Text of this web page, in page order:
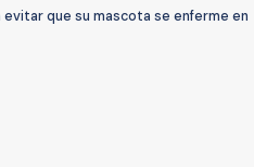
que su mascota se enferme en